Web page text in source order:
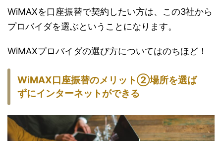
WiMAXを口座振替で契約したい方は、この3社から
プロバイダを選ぶということになります。
WiMAXプロバイダの選び方についてはのちほど！
WiMAX口座振替のメリット②場所を選ば
ずにインターネットができる